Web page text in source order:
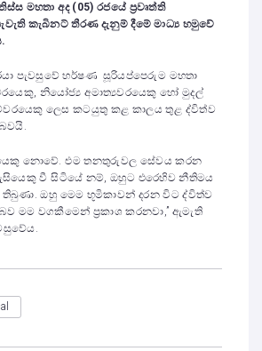
මහතා අද (05) රජයේ ප්‍රවෘත්ති
කැබිනට් තීරණ දැනුම් දීමේ මාධ්‍ය හමුවේ
පැවසුවේ හර්ෂණ සූරියප්පෙරුම මහතා
නියෝජ්‍ය අමාත්‍යවරයෙකු හෝ මුදල්
ලෙස කටයුතු කළ කාලය තුළ ද්විත්ව
නොවේ. එම තනතුරුවල සේවය කරන
වී සිටියේ නම්, ඔහුට එරෙහිව නීතිමය
තිබුණා. ඔහු මෙම භූමිකාවන් දරන විට ද්විත්ව
මම වගකීමෙන් ප්‍රකාශ කරනවා,” ඇමැති